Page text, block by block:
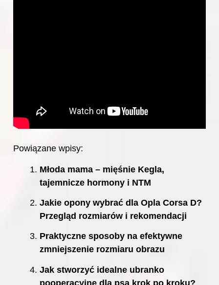
Powiązane wpisy:
Młoda mama – mięśnie Kegla,
tajemnicze hormony i NTM
Jakie opony wybrać dla Opla Corsa D?
Przegląd rozmiarów i rekomendacji
Praktyczne sposoby na efektywne
zmniejszenie rozmiaru obrazu
Jak stworzyć idealne ubranko
pooperacyjne dla psa krok po kroku?